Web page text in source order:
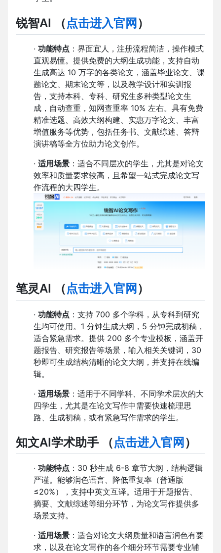
锐智AI （点击进入官网 ）
· 功能特点 ：界面宜人，注册流程简洁，操作模式
直观易懂。提供免费的大纲生成功能，支持自动
生成高达 10 万字的各类论文，涵盖毕业论文、课
题论文、期末论文等，以及教学设计和实训报
告，支持本科、专科、研究生多种类型论文生
成，自动查重，知网查重率 10% 左右。具有免费
精准选题、高效大纲构建、实惠万字论文、丰富
增值服务等优势，包括任务书、文献综述、答辩
演讲稿等全方位助力论文创作。
· 适用场景 ：适合不同层次的学生，尤其是对论文
效率和质量要求较高，且希望一站式完成论文写
作流程的大四学生。
笔灵AI （点击进入官网 ）
· 功能特点 ：支持 700 多个学科，从专科到研究
生均可使用。1 分钟生成大纲，5 分钟完成初稿，
适合紧急需求。提供 200 多个专业模板，涵盖开
题报告、研究报告等场景，输入相关关键词，30
秒即可生成结构清晰的论文大纲，并支持在线编
辑。
· 适用场景 ：适用于不同学科、不同学术层次的大
四学生，尤其是在论文写作中需要快速梳理思
路、生成初稿，或有紧急写作需求的学生。
知文AI学术助手 （点击进入官网）
· 功能特点 ：30 秒生成 6-8 章节大纲，结构逻辑
严谨。能够润色语言、降低重复率（普通版
≤20%），支持中英文互译。适用于开题报告、
摘要、文献综述等细分环节，为论文写作提供多
场景支持。
· 适用场景 ：适合对论文大纲质量和语言润色有要
求，以及在论文写作的各个细分环节需要专业辅